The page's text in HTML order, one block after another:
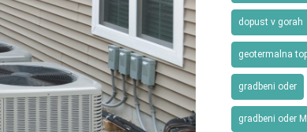
dopust v gorah
geotermalna
gradbeni oder
gradbeni oder